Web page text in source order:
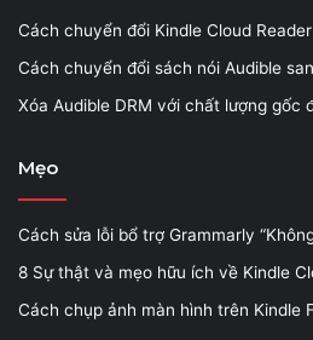
Cách chuyển đổi Kindle Cloud
Cách chuyển đổi sách nói Audible
Xóa Audible DRM với chất lượng gốc
Mẹo
Cách sửa lỗi bổ trợ Grammarly
8 Sự thật và mẹo hữu ích về Kindle
Cách chụp ảnh màn hình trên Kindle